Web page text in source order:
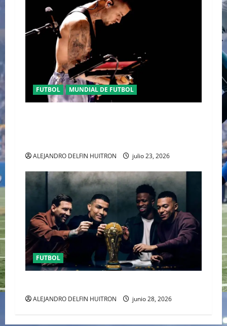
FUTBOL MUNDIAL DE FUTBOL
ALEJANDRO DELFIN HUITRON julio 23, 2026
FUTBOL
ALEJANDRO DELFIN HUITRON junio 28, 2026